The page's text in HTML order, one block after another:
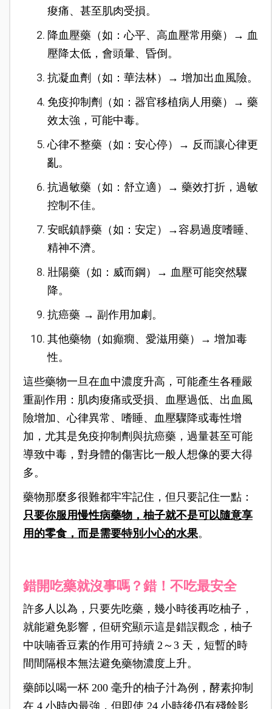
痠痛、甚至肌肉受損。
降血壓藥（如：心平、高血壓常用藥）→ 血
壓降太低，會頭暈、昏倒。
抗凝血劑（如：華法林）→ 增加出血風險。
免疫抑制劑（如：器官移植病人用藥）→ 藥
效太強，可能中毒。
心律不整藥（如：安心停）→ 反而讓心律更
亂。
抗過敏藥（如：舒立適）→ 藥效打折，過敏
控制不佳。
安眠鎮靜藥（如：安定）→容易過度嗜睡、
精神不濟。
壯陽藥（如：威而鋼）→ 血壓可能突然驟
降。
抗癌藥 → 副作用加劇。
其他藥物（如癲癇、愛滋用藥）→ 增加毒
性。
這些藥物一旦在血中濃度升高，可能產生各種嚴
重副作用：肌肉痠痛或受損、血壓過低、出血風
險增加、心律異常、嗜睡、血壓驟降或毒性增
加，尤其是免疫抑制劑與抗癌藥，過量甚至可能
導致中毒，對身體的傷害比一般人想像的要大得
多。
藥物那麼多很難都牢牢記住，但只要記住一點：
只要你服用慢性病藥物，柚子就不是可以隨意享
用的零食，而是需要特別小心的水果。
錯開吃藥就沒事嗎？錯！不吃最安全
許多人以為，只要先吃藥，幾小時後再吃柚子，
就能避免影響，但研究顯示這是錯誤觀念，柚子
中呋喃香豆素的作用可持續 2～3 天，短暫的時
間間隔根本無法避免藥物濃度上升。
藥師以喝一杯 200 毫升的柚子汁為例，酵素抑制
在 4 小時內最強，但即使 24 小時後仍有殘餘影